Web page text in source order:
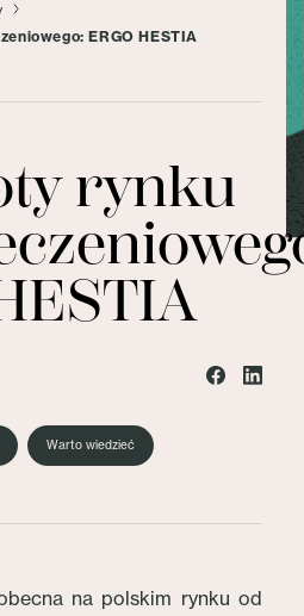
ERGO HESTIA
rynku
Warto wiedzieć
na polskim rynku od